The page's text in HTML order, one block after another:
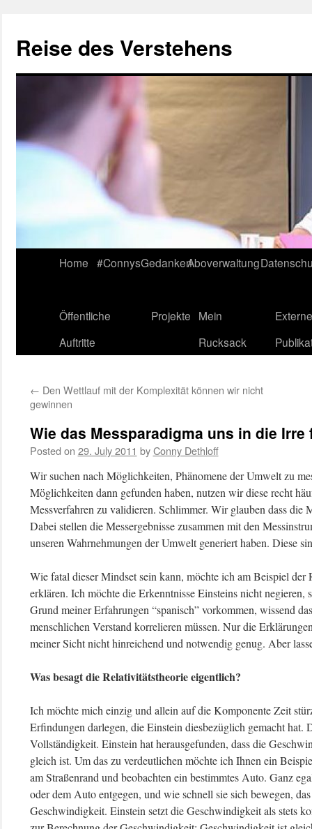
Reise des Verstehens
content
Home #ConnysGedankenAboverwaltung
Öffentliche
Auftritte
Projekte Mein
Rucksack
Externe
← Den Wettlauf mit der Komplexität können wir nicht
gewinnen
Wie das Messparadigma uns in die Irre
Posted on 29. July 2011 by Conny Dethloff
Wir suchen nach Möglichkeiten, Phänomene der Umwelt zu
Möglichkeiten dann gefunden haben, nutzen wir diese recht
Messverfahren zu validieren. Schlimmer. Wir glauben dass die
Dabei stellen die Messergebnisse zusammen mit den
unseren Wahrnehmungen der Umwelt generiert haben. Diese
Wie fatal dieser Mindset sein kann, möchte ich am Beispiel
erklären. Ich möchte die Erkenntnisse Einsteins nicht negieren,
Grund meiner Erfahrungen “spanisch” vorkommen, wissend
menschlichen Verstand korrelieren müssen. Nur die
meiner Sicht nicht hinreichend und notwendig genug. Aber
Was besagt die Relativitätstheorie eigentlich?
Ich möchte mich einzig und allein auf die Komponente Zeit
Erfindungen darlegen, die Einstein diesbezüglich gemacht hat.
Vollständigkeit. Einstein hat herausgefunden, dass die
gleich ist. Um das zu verdeutlichen möchte ich Ihnen ein
am Straßenrand und beobachten ein bestimmtes Auto. Ganz
oder dem Auto entgegen, und wie schnell sie sich bewegen,
Geschwindigkeit. Einstein setzt die Geschwindigkeit als stets